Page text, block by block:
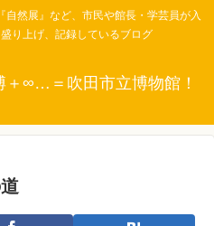
自然展』など、市民や館長・学芸員が入
り上げ、記録しているブログ
＋∞…＝吹田市立博物館！